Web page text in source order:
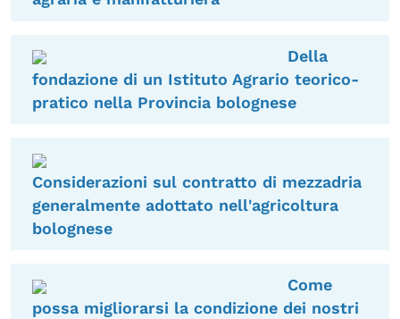
Della
fondazione di un Istituto Agrario teorico-
pratico nella Provincia bolognese
Considerazioni sul contratto di mezzadria
generalmente adottato nell'agricoltura
bolognese
Come
possa migliorarsi la condizione dei nostri